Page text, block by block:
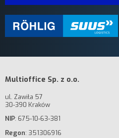
Multioffice Sp. z o.o.
ul. Zawiła 57
30-390 Kraków
NIP: 675-10-63-381
Regon: 351306916